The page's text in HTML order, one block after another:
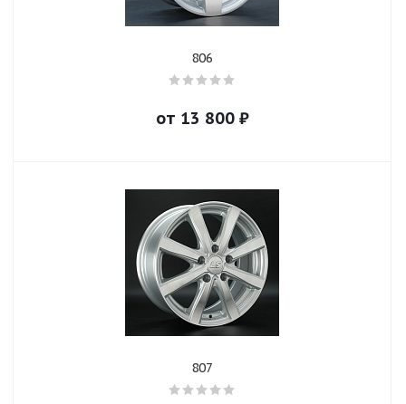
806
от 13 800₽
807